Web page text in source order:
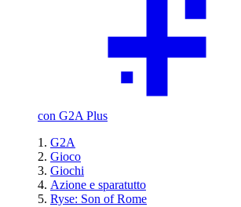
con G2A Plus
G2A
Gioco
Giochi
Azione e sparatutto
Ryse: Son of Rome